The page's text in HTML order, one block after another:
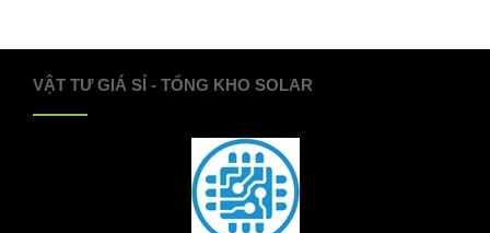
VẬT TƯ GIÁ SỈ - TỔNG KHO SOLAR